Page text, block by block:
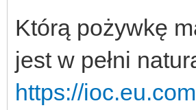
Którą pożywkę
jest w pełni
https://